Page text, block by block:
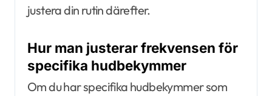
justera din rutin därefter.
Hur man justerar frekvensen för
specifika hudbekymmer
Om du har specifika hudbekymmer som